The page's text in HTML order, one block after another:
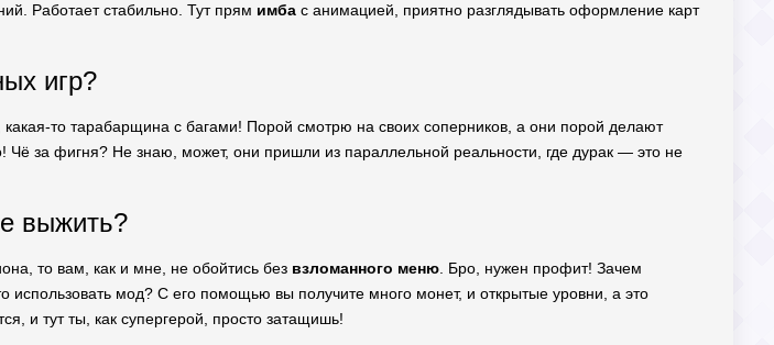
Работает стабильно. Тут прям имба с анимацией, приятно разглядывать оформление карт
игр?
то тарабарщина с багами! Порой смотрю на своих соперников, а они порой делают
Чё за фигня? Не знаю, может, они пришли из параллельной реальности, где дурак — это не
выжить?
то вам, как и мне, не обойтись без взломанного меню . Бро, нужен профит! Зачем
использовать мод? С его помощью вы получите много монет, и открытые уровни, а это
и тут ты, как супергерой, просто затащишь!